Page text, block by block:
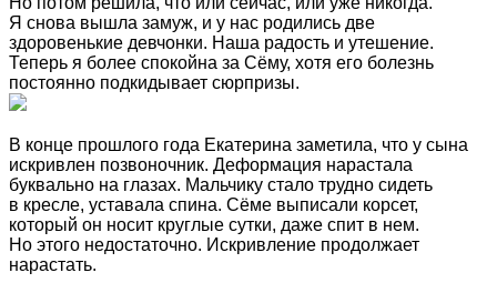
Я снова вышла замуж, и у нас родились две
здоровенькие девчонки. Наша радость и утешение.
Теперь я более спокойна за Сёму, хотя его болезнь
постоянно подкидывает сюрпризы.
В конце прошлого года Екатерина заметила, что у сына
искривлен позвоночник. Деформация нарастала
буквально на глазах. Мальчику стало трудно сидеть
в кресле, уставала спина. Сёме выписали корсет,
который он носит круглые сутки, даже спит в нем.
Но этого недостаточно. Искривление продолжает
нарастать.